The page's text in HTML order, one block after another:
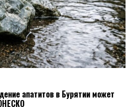
апатитов в Бурятии может